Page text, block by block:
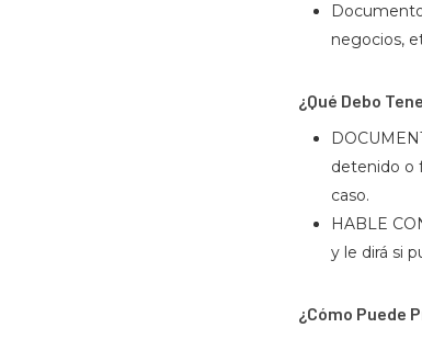
negocios,
¿Qué Debo
detenido o
caso.
HABLE
y le dirá si
¿Cómo Puede